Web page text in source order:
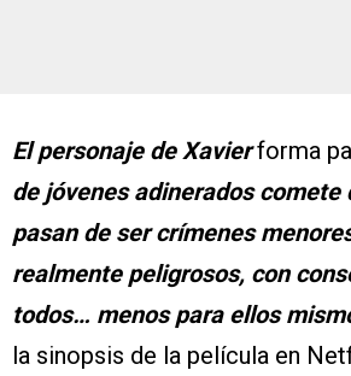
El personaje de Xavierforma
de jóvenes adinerados comete
pasan de ser crímenes
realmente peligrosos, con
todos… menos para ellos
la sinopsis de la película en